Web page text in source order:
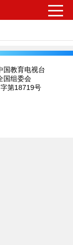
国教育电视台
国组委会
字第18719号